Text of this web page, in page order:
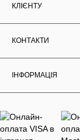
КЛІЄНТУ
КОНТАКТИ
ІНФОРМАЦІЯ